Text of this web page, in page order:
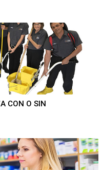
CON O SIN